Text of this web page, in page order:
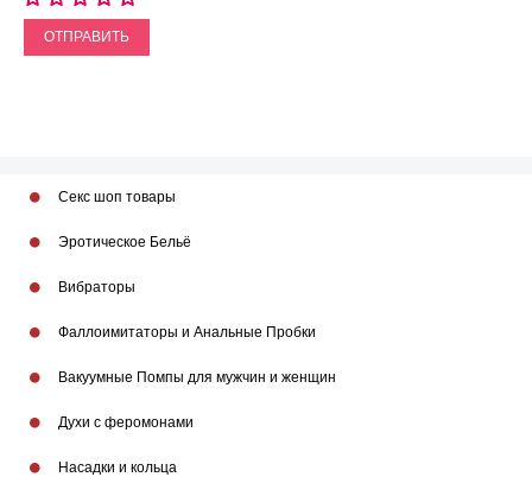
ОТПРАВИТЬ
Секс шоп товары
Эротическое Бельё
Вибраторы
Фаллоимитаторы и Анальные Пробки
Вакуумные Помпы для мужчин и женщин
Духи с феромонами
Насадки и кольца